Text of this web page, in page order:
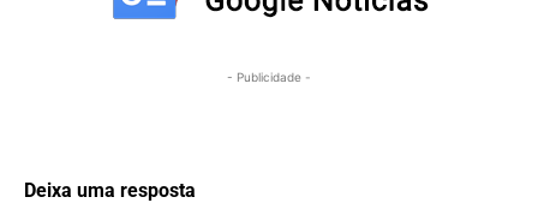
- Publicidade -
Deixa uma resposta